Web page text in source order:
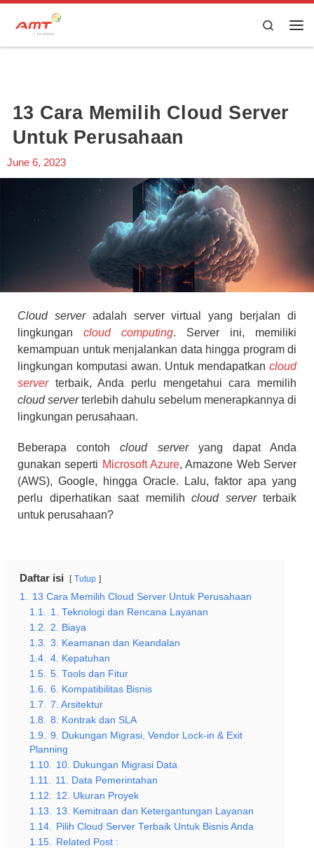
Skip to content Search
13 Cara Memilih Cloud Server
Untuk Perusahaan
June 6, 2023
Cloud serveradalah server virtual yang berjalan di
lingkungan cloud computing. Server ini, memiliki
kemampuan untuk menjalankan data hingga program di
lingkungan komputasi awan. Untuk mendapatkan cloud
serverterbaik, Anda perlu mengetahui cara memilih
cloud serverterlebih dahulu sebelum menerapkannya di
lingkungan perusahaan.
Beberapa contohcloud serveryang dapat Anda
gunakan seperti Microsoft Azure, Amazone Web Server
(AWS), Google, hingga Oracle. Lalu, faktor apa yang
perlu diperhatikan saat memilih cloud serverterbaik
untuk perusahaan?
Daftar isi Tutup
1.
13 Cara Memilih Cloud Server Untuk Perusahaan
1.1.
1. Teknologi dan Rencana Layanan
1.2.
2. Biaya
1.3.
3. Keamanan dan Keandalan
1.4.
4. Kepatuhan
1.5.
5. Tools dan Fitur
1.6.
6. Kompatibilitas Bisnis
1.7.
7. Arsitektur
1.8.
8. Kontrak dan SLA
1.9.
9. Dukungan Migrasi, Vendor Lock-in & Exit
Planning
1.10.
10. Dukungan Migrasi Data
1.11.
11. Data Pemerintahan
1.12.
12. Ukuran Proyek
1.13.
13. Kemitraan dan Ketergantungan Layanan
1.14.
Pilih Cloud Server Terbaik Untuk Bisnis Anda
1.15.
Related Post :